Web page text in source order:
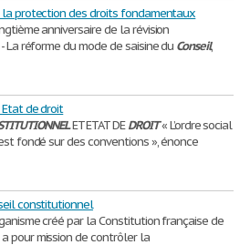
protection des droits fondamentaux
anniversaire de la révision
La réforme du mode de saisine duConseil,
de droit
ET ETAT DEDROIT« L’ordre social
fondé sur des conventions », énonce
constitutionnel
créé par la Constitution française de
pour mission de contrôler la